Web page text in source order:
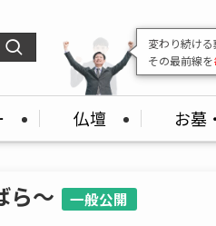
変わり続ける
その最前線を
仏壇 お墓
ら～ 一般公開